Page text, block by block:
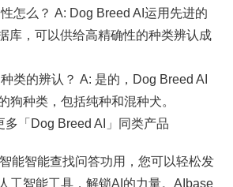
怎么？ A: Dog Breed AI运用先进的
库，可以供给高精确性的种类辨认成
类的辨认？ A: 是的，Dog Breed AI
狗种类，包括纯种和混种犬。
多「Dog Breed AI」同类产品
能智能查找问答功用，您可以轻松发
工智能工具，解锁AI的力量。AIbase